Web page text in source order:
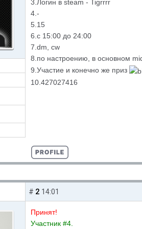
3.Логин в steam - Tigrrrr
4.-
5.15
6.с 15:00 до 24:00
7.dm, cw
8.по настроению, в основном
9.Участие и конечно же приз
10.427027416
# 2 14:01
Принят!
Участник #4.